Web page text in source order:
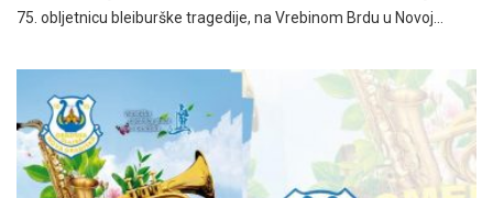
75. obljetnicu bleiburške tragedije, na Vrebinom Brdu u Novoj…